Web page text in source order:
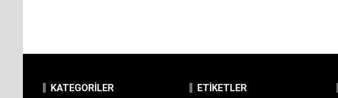
KATEGORILER ETIKETLER